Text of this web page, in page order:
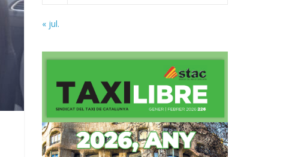
« jul.